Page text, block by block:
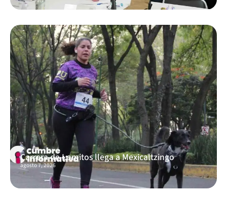
Carrera de Lomitos llega a Mexicaltzingo
agosto 7, 2026